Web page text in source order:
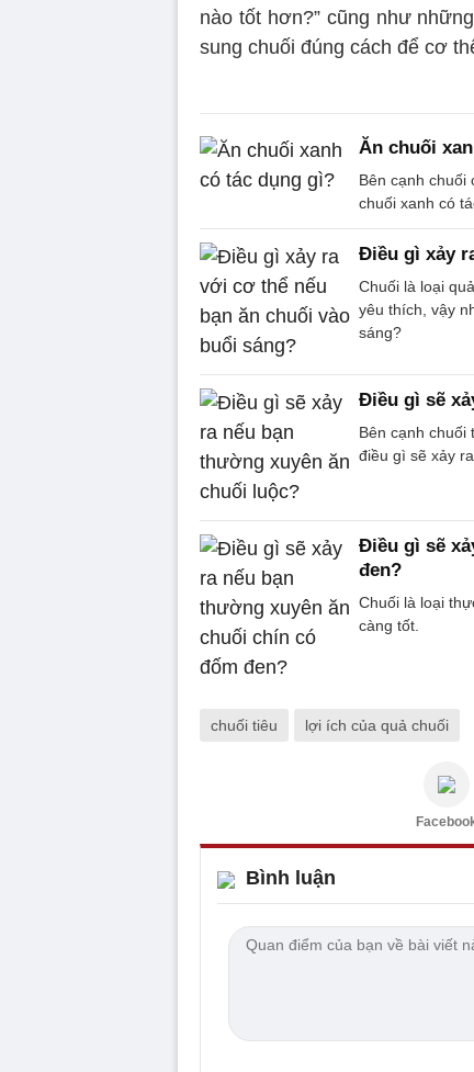
nào tốt hơn?” cũng như
sung chuối đúng cách để cơ
Ăn chuối
Bên cạnh
chuối xanh có
Điều gì xảy
Chuối là loại
yêu thích, vậy
sáng?
Điều gì sẽ
Bên cạnh
điều gì sẽ xảy
Điều gì sẽ
đen?
Chuối là loại
càng tốt.
chuối tiêu lợi ích của quả chuối
Bình luận